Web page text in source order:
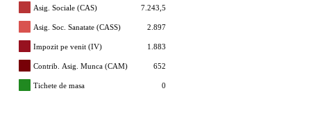
Asig. Sociale (CAS) 7.243,5
Asig. Soc. Sanatate (CASS) 2.897
Impozit pe venit (IV) 1.883
Contrib. Asig. Munca (CAM) 652
Tichete de masa 0